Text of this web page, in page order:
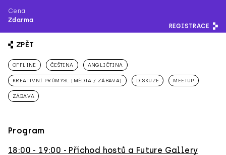
Cena
Zdarma
REGISTRACE
ZPĚT
OFFLINE ČEŠTINA ANGLIČTINA
KREATIVNÍ PRŮMYSL (MÉDIA / ZÁBAVA) DISKUZE MEETUP
ZÁBAVA
Program
18:00 - 19:00 - Příchod hostů a Future Gallery